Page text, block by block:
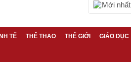
Mới nhất
TẾ THỂ THAO THẾ GIỚI GIÁO DỤC